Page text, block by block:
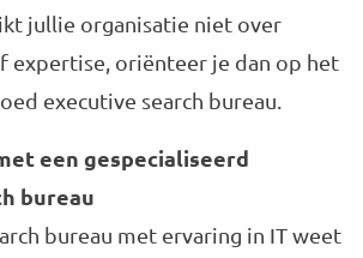
jullie organisatie niet over
expertise, oriënteer je dan op het
executive search bureau.
een gespecialiseerd
bureau
bureau met ervaring in IT weet